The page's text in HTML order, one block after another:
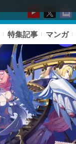
特集記事 マンガ